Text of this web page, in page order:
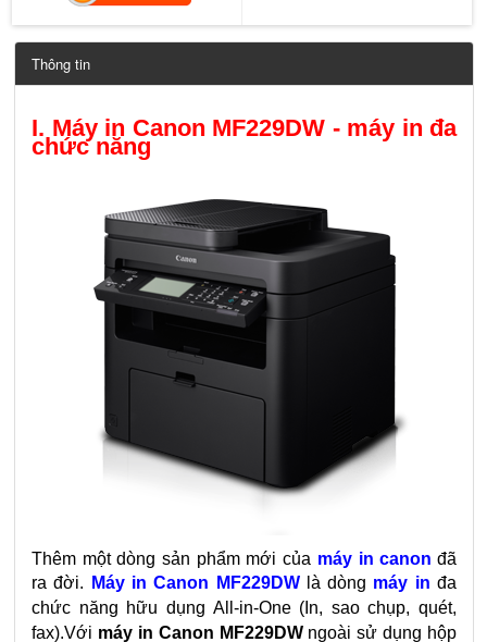
Thông tin
I. Máy in Canon MF229DW - máy in đa
chức năng
Thêm một dòng sản phẩm mới của máy in canon đã
ra đời.
Máy in Canon MF229DW là dòng máy in đa
chức năng hữu dụng All-in-One (In, sao chụp, quét,
fax).Với máy in Canon MF229DWngoài sử dụng hộp